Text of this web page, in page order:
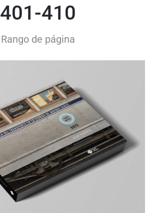
401-410
Rango de página